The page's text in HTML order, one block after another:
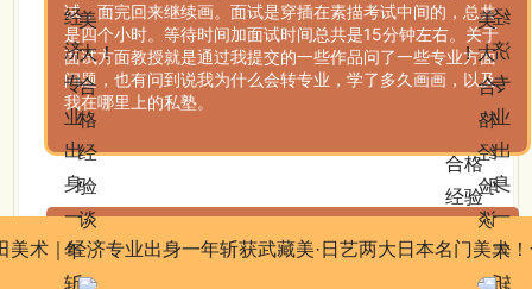
试，面完回来继续画。面试是穿插在素描考试中间的，总共
是四个小时。等待时间加面试时间总共是15分钟左右。关于
面试方面教授就是通过我提交的一些作品问了一些专业方面
问题，也有问到说我为什么会转专业，学了多久画画，以及
我在哪里上的私塾。